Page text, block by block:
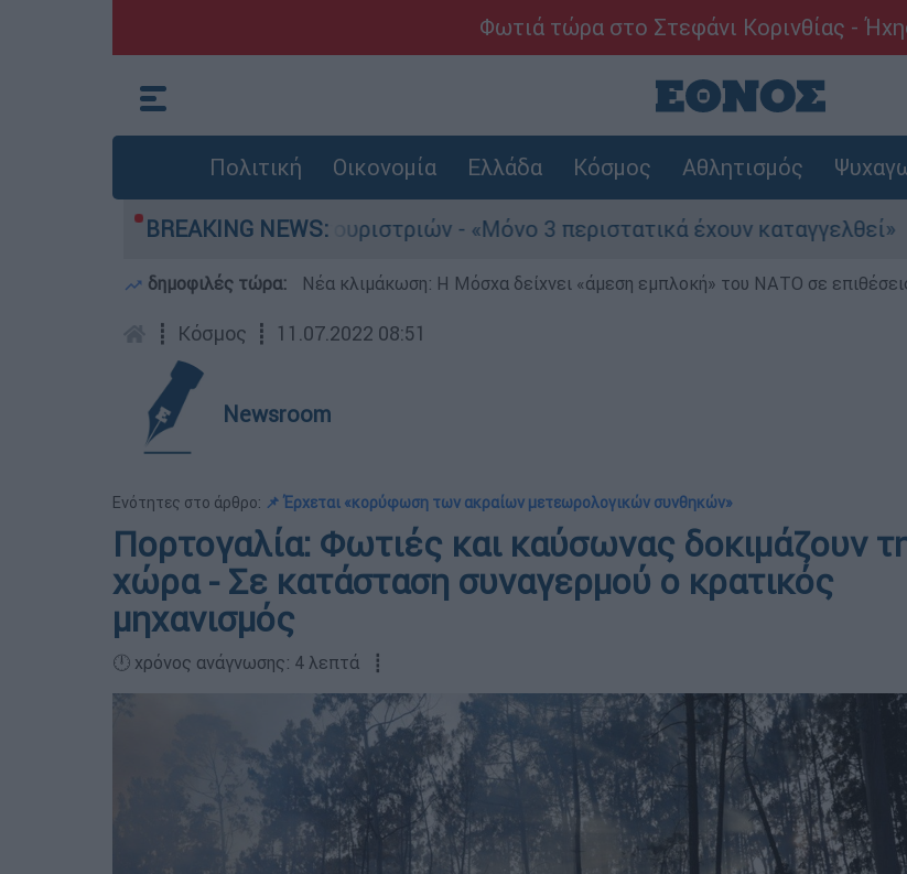
Φωτιά τώρα στο Στεφάνι Κορινθίας -
Πολιτική Οικονομία Ελλάδα Κόσμος Αθλητισμός
BREAKING NEWS:
8 βιασμούς τουριστριών - «Μόνο 3 περιστατικά έχουν καταγγελθεί»
δημοφιλές τώρα: Νέα κλιμάκωση: Η Μόσχα δείχνει «άμεση εμπλοκή» του ΝΑΤΟ σε
┋ Κόσμος ┋ 11.07.2022 08:51
Newsroom
Ενότητες στο άρθρο: 📌 Έρχεται «κορύφωση των ακραίων μετεωρολογικών συνθηκών»
Πορτογαλία: Φωτιές και καύσωνας δοκιμάζουν
χώρα - Σε κατάσταση συναγερμού ο κρατικός
μηχανισμός
🕛 χρόνος ανάγνωσης: 4 λεπτά ┋